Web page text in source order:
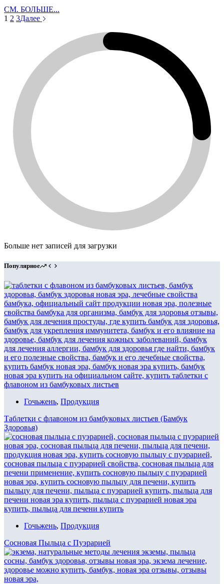
СМ. БОЛЬШЕ...
человека
1 2 3Далее
Больше нет записей для загрузки
Популярное
Гочьжень, Продукция
Таблетки с флавоном из бамбуковых листьев (Бамбук
Здоровья)
Гочьжень, Продукция
Сосновая Пыльца с Пуэрарией